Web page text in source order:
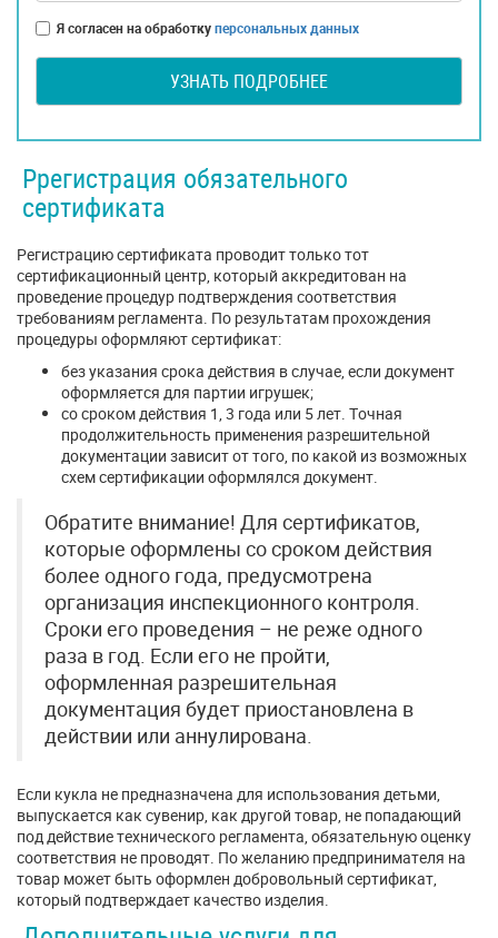
Я согласен на обработкуперсональных данных
УЗНАТЬ ПОДРОБНЕЕ
Ррегистрация обязательного
сертификата
Регистрацию сертификата проводит только тот
сертификационный центр, который аккредитован на
проведение процедур подтверждения соответствия
требованиям регламента. По результатам прохождения
процедуры оформляют сертификат:
без указания срока действия в случае, если документ
оформляется для партии игрушек;
со сроком действия 1, 3 года или 5 лет. Точная
продолжительность применения разрешительной
документации зависит от того, по какой из возможных
схем сертификации оформлялся документ.
Обратите внимание! Для сертификатов,
которые оформлены со сроком действия
более одного года, предусмотрена
организация инспекционного контроля.
Сроки его проведения – не реже одного
раза в год. Если его не пройти,
оформленная разрешительная
документация будет приостановлена в
действии или аннулирована.
Если кукла не предназначена для использования детьми,
выпускается как сувенир, как другой товар, не попадающий
под действие технического регламента, обязательную оценку
соответствия не проводят. По желанию предпринимателя на
товар может быть оформлен добровольный сертификат,
который подтверждает качество изделия.